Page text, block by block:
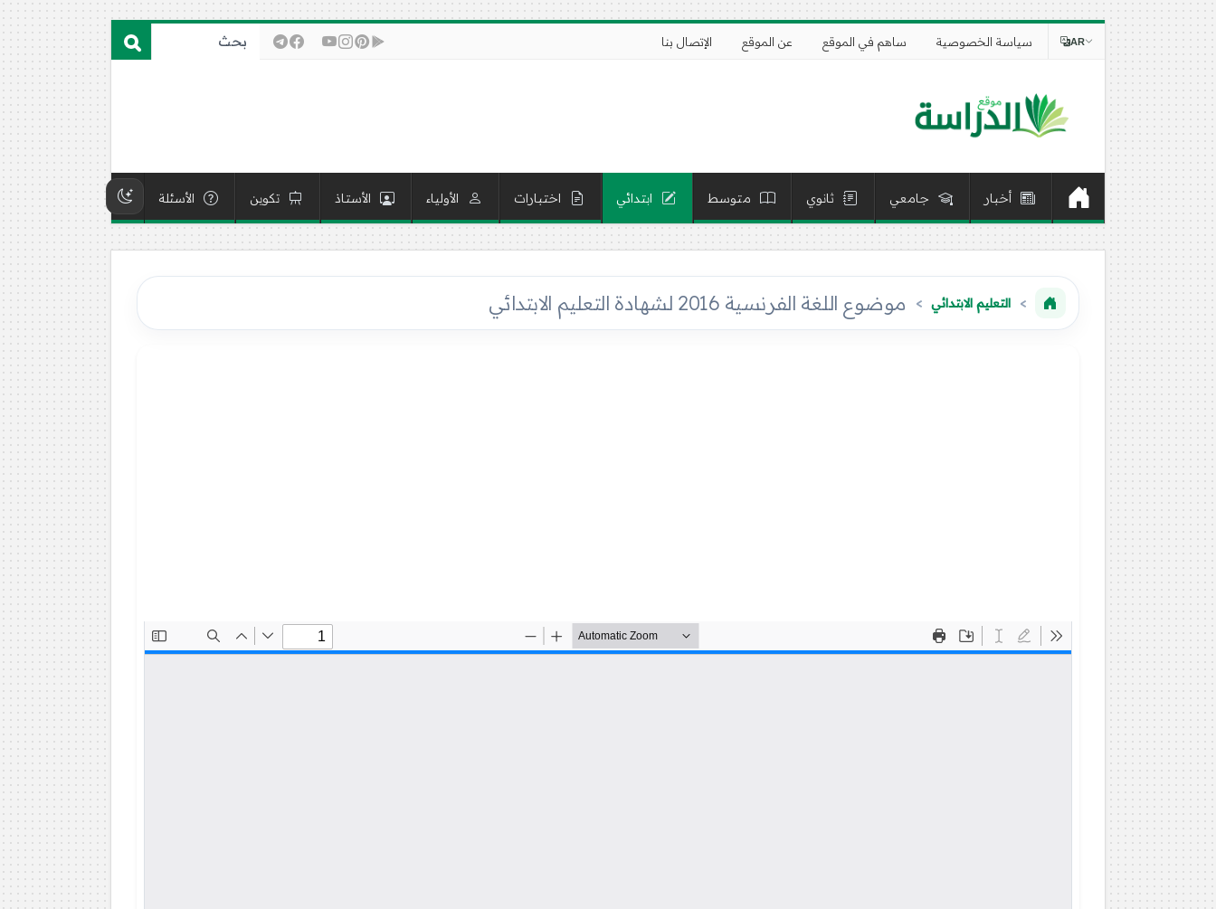
سياسة الخصوصية ساهم في الموقع عن الموقع الإتصال بنا AR
أخبار جامعي ثانوي متوسط ابتدائي اختبارات الأولياء الأستاذ تكوين الأسئلة
التعليم الابتدائي موضوع اللغة الفرنسية 2016 لشهادة التعليم الابتدائي